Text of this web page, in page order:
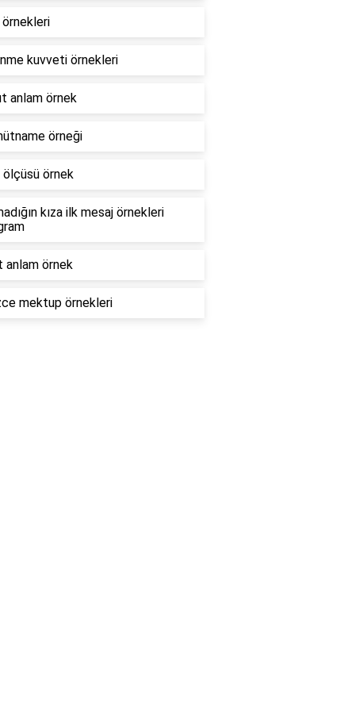
kuvveti örnekleri
anlam örnek
örneği
örnek
kıza ilk mesaj örnekleri
anlam örnek
mektup örnekleri